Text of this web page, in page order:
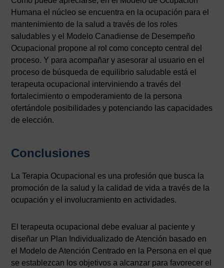
Humana el núcleo se encuentra en la ocupación para el
mantenimiento de la salud a través de los roles
saludables y el Modelo Canadiense de Desempeño
Ocupacional propone al rol como concepto central del
proceso. Y para acompañar y asesorar al usuario en el
proceso de búsqueda de equilibrio saludable está el
terapeuta ocupacional interviniendo a través del
fortalecimiento o empoderamiento de la persona
ofertándole posibilidades y potenciando las capacidades
de elección.
Conclusiones
La Terapia Ocupacional es una profesión que busca la
promoción de la salud y la calidad de vida a través de la
ocupación y el involucramiento en actividades.
El terapeuta ocupacional debe evaluar al paciente y
diseñar un Plan Individualizado de Atención basado en
el Modelo de Atención Centrado en la Persona en el que
se establezcan los objetivos a alcanzar para favorecer el